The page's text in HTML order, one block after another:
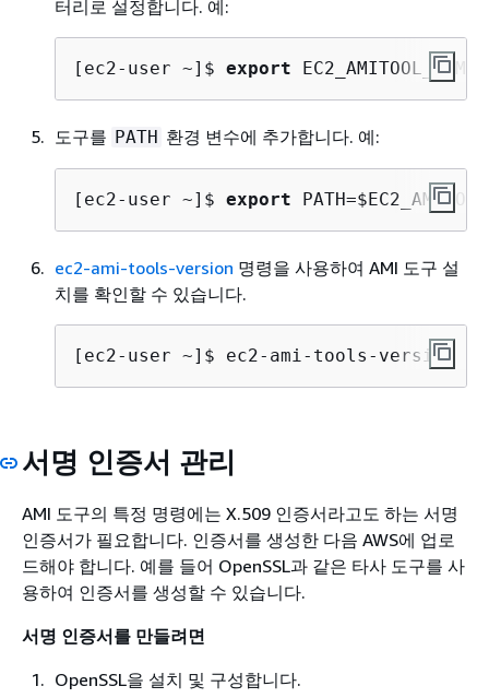
터리로 설정합니다. 예:
[ec2-user ~]$ export
도구를 PATH 환경 변수에 추가합니다. 예:
[ec2-user ~]$ export
ec2-ami-tools-version 명령을 사용하여 AMI 도구 설
치를 확인할 수 있습니다.
[ec2-user ~]$ ec2-ami-tools-version
서명 인증서 관리
AMI 도구의 특정 명령에는 X.509 인증서라고도 하는 서명
인증서가 필요합니다. 인증서를 생성한 다음 AWS에 업로
드해야 합니다. 예를 들어 OpenSSL과 같은 타사 도구를 사
용하여 인증서를 생성할 수 있습니다.
서명 인증서를 만들려면
OpenSSL을 설치 및 구성합니다.